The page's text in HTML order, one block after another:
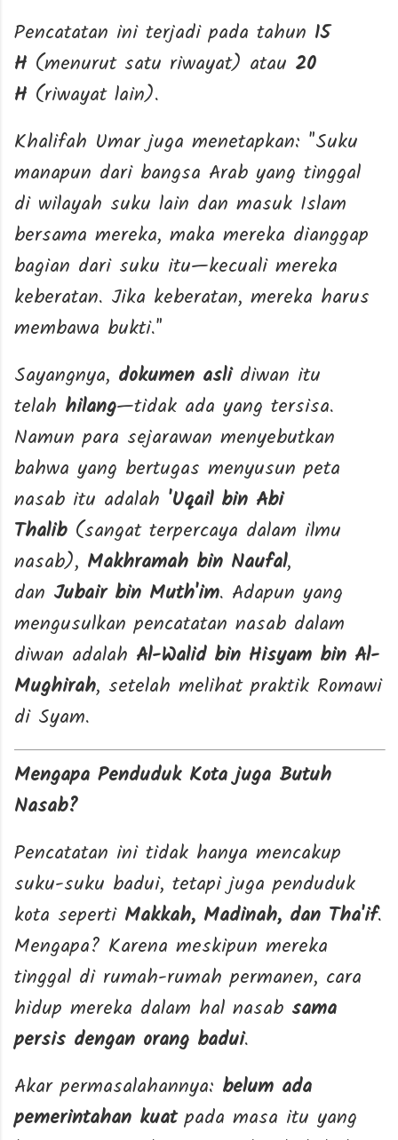
Pencatatan ini terjadi pada tahun 15
H (menurut satu riwayat) atau 20
H (riwayat lain).
Khalifah Umar juga menetapkan: "Suku
manapun dari bangsa Arab yang tinggal
di wilayah suku lain dan masuk Islam
bersama mereka, maka mereka dianggap
bagian dari suku itu—kecuali mereka
keberatan. Jika keberatan, mereka harus
membawa bukti."
Sayangnya, dokumen aslidiwan itu
telah hilang—tidak ada yang tersisa.
Namun para sejarawan menyebutkan
bahwa yang bertugas menyusun peta
nasab itu adalah 'Uqail bin Abi
Thalib(sangat terpercaya dalam ilmu
nasab), Makhramah bin Naufal,
dan Jubair bin Muth'im. Adapun yang
mengusulkan pencatatan nasab dalam
diwan adalah Al-Walid bin Hisyam bin Al-
Mughirah, setelah melihat praktik Romawi
di Syam.
Mengapa Penduduk Kota juga Butuh
Nasab?
Pencatatan ini tidak hanya mencakup
suku-suku badui, tetapi juga penduduk
kota seperti Makkah, Madinah, dan Tha'if.
Mengapa? Karena meskipun mereka
tinggal di rumah-rumah permanen, cara
hidup mereka dalam hal nasab sama
persis dengan orang badui.
Akar permasalahannya: belum ada
pemerintahan kuatpada masa itu yang